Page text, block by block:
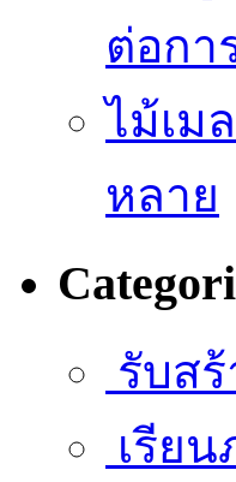
ต่อกา
ไม้เม
หลาย
รับสร้
เรีย